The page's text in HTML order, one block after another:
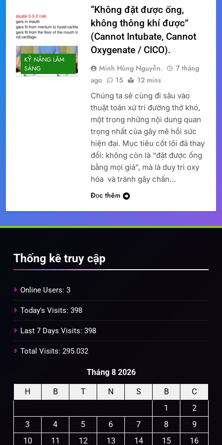
KỸ NĂNG LÂM
SÀNG
“Không đặt được ống,
không thông khí được”
(Cannot Intubate, Cannot
Oxygenate / CICO).
Minh Hùng Nguyễn.
7 tháng
ago
15 12 mins
Chúng ta sẽ cùng đi sâu vào
thuật toán xử trí đường thở khó,
một trong những nội dung quan
trọng nhất của gây mê hồi sức
hiện đại. Mục tiêu cốt lõi đã thay
đổi: không còn là “đặt được ống
bằng mọi giá”, mà là duy trì oxy
hóa và tránh gây chấn…
Đọc thêm
Thống kê truy cập
Online Users: 3
Today's Visits: 398
Last 7 Days Visits: 398
Total Visits: 295.032
Tháng 8 2026
H B T N S B
C
1
2
3
4 5 6 7 8
9
10
11 12 13 14 15 16